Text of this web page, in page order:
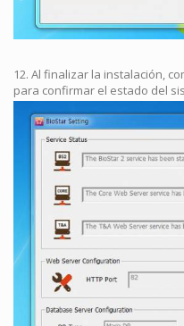
12. Al finalizar la instalación,
para confirmar el estado del